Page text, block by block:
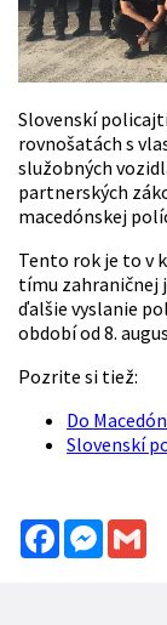
Slovenskí
rovnošatách s
služobných
partnerských
macedónskej
Tento rok je to v
tímu zahraničnej
ďalšie vyslanie
období od 8.
Pozrite si tiež:
Do
Slovenskí
Facebook